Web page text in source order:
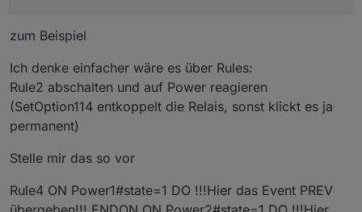
zum Beispiel
Ich denke einfacher wäre es über Rules:
Rule2 abschalten und auf Power reagieren
(SetOption114 entkoppelt die Relais, sonst klickt es ja
permanent)
Stelle mir das so vor
Rule4 ON Power1#state=1 DO !!!Hier das Event PREV